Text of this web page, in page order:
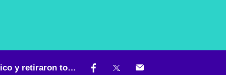
Operativo nocturno en San Victorino: así recuperaron espacio público y retiraron toneladas de mercancía